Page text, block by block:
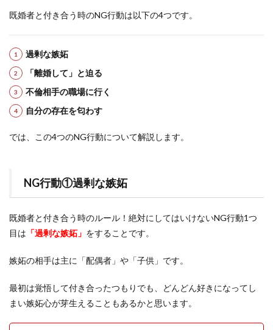
既婚者と付き合う時のNG行動は以下の4つです。
過剰な嫉妬
「離婚して」と迫る
不倫相手の職場に行く
自分の存在を匂わす
では、この4つのNG行動について解説します。
NG行動①過剰な嫉妬
既婚者と付き合う時のルール！絶対にしてはいけないNG行動1つ
目は 「過剰な嫉妬」 をすることです。
嫉妬の相手は主に「配偶者」や「子供」です。
最初は覚悟して付き合ったつもりでも、どんどん好きになってし
まい嫉妬心が芽生えることもあるかと思います。